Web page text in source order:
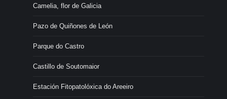
Camelia, flor de Galicia
Pazo de Quiñones de León
Parque do Castro
Castillo de Soutomaior
Estación Fitopatolóxica do Areeiro